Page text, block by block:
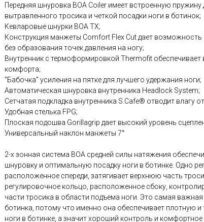
Передняя шнуровка BOA Coiler имеет встроенную
вытравленного тросика и четкой посадки ноги в ботинок;
Кевларовые шнурки BOA TX;
Конструкция манжеты Comfort Flex Cut дает возможность
без образования точек давления на ногу;
Внутренник с термоформировкой Thermofit обеспечивает
комфорта;
"Бабочка" усиления на пятке для лучшего удержания ноги;
Автоматическая шнуровка внутренника Headlock System;
Сетчатая подкладка внутренника S.Cafe® отводит влагу
Удобная стелька FPG;
Плоская подошва Gorillagrip дает высокий уровень
Универсальный наклон манжеты 7°
2-х зонная система BOA средней силы натяжения
шнуровку и оптимальную посадку ноги в ботинке. Одно
расположенное спереди, затягивает верхнюю часть
регулировочное кольцо, расположенное сбоку,
части тросика в области подъема ноги. Это самая
ботинка, потому что именно она обеспечивает плотную и
ноги в ботинке, а значит хороший контроль и комфортное